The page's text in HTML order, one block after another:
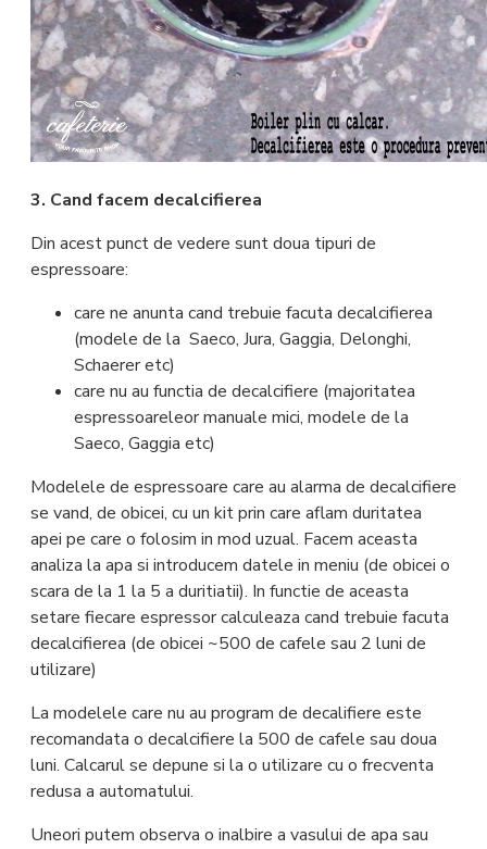
3. Cand facem decalcifierea
Din acest punct de vedere sunt doua tipuri de
espressoare:
care ne anunta cand trebuie facuta decalcifierea
(modele de la Saeco, Jura, Gaggia, Delonghi,
Schaerer etc)
care nu au functia de decalcifiere (majoritatea
espressoareleor manuale mici, modele de la
Saeco, Gaggia etc)
Modelele de espressoare care au alarma de decalcifiere
se vand, de obicei, cu un kit prin care aflam duritatea
apei pe care o folosim in mod uzual. Facem aceasta
analiza la apa si introducem datele in meniu (de obicei o
scara de la 1 la 5 a duritiatii). In functie de aceasta
setare fiecare espressor calculeaza cand trebuie facuta
decalcifierea (de obicei ~500 de cafele sau 2 luni de
utilizare)
La modelele care nu au program de decalifiere este
recomandata o decalcifiere la 500 de cafele sau doua
luni. Calcarul se depune si la o utilizare cu o frecventa
redusa a automatului.
Uneori putem observa o inalbire a vasului de apa sau